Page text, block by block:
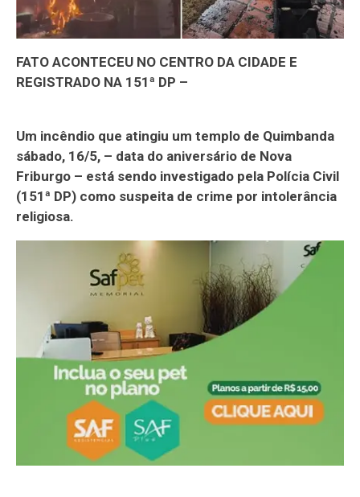
FATO ACONTECEU NO CENTRO DA CIDADE E
REGISTRADO NA 151ª DP –
Um incêndio que atingiu um templo de Quimbanda
sábado, 16/5, – data do aniversário de Nova
Friburgo – está sendo investigado pela Polícia Civil
(151ª DP) como suspeita de crime por intolerância
religiosa.